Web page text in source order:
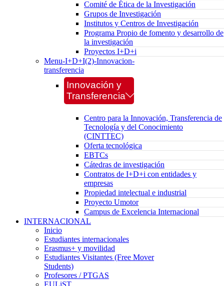
Comité de Ética de la Investigación
Grupos de Investigación
Institutos y Centros de Investigación
Programa Propio de fomento y desarrollo de
la investigación
Proyectos I+D+i
Menu-I+D+I(2)-Innovacion-
transferencia
Innovación y
Transferencia
Centro para la Innovación, Transferencia de
Tecnología y del Conocimiento
(CINTTEC)
Oferta tecnológica
EBTCs
Cátedras de investigación
Contratos de I+D+i con entidades y
empresas
Propiedad intelectual e industrial
Proyecto Umotor
Campus de Excelencia Internacional
INTERNACIONAL
Inicio
Estudiantes internacionales
Erasmus+ y movilidad
Estudiantes Visitantes (Free Mover
Students)
Profesores / PTGAS
EULiST